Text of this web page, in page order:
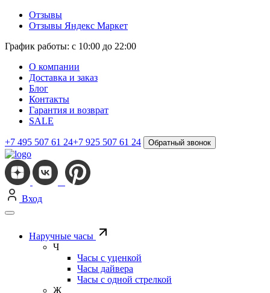
Отзывы
Отзывы Яндекс Маркет
График работы: с 10:00 до 22:00
О компании
Доставка и заказ
Блог
Контакты
Гарантия и возврат
SALE
+7 495 507 61 24+7 925 507 61 24 Обратный звонок
Вход
Наручные часы
Ч
Часы с уценкой
Часы дайвера
Часы с одной стрелкой
Ж